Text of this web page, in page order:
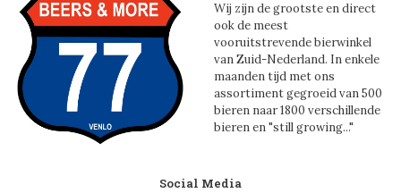
Wij zijn de grootste en direct
ook de meest
vooruitstrevende bierwinkel
van Zuid-Nederland. In enkele
maanden tijd met ons
assortiment gegroeid van 500
bieren naar 1800 verschillende
bieren en "still growing..."
Social Media